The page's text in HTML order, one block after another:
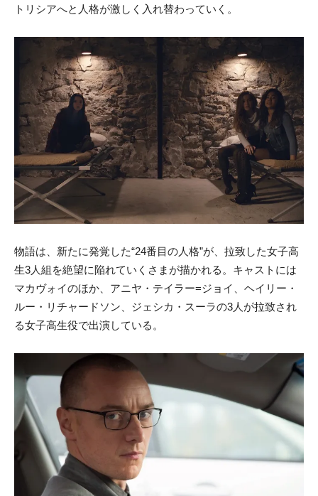
トリシアへと人格が激しく入れ替わっていく。
物語は、新たに発覚した“24番目の人格”が、拉致した女子高
生3人組を絶望に陥れていくさまが描かれる。キャストには
マカヴォイのほか、アニヤ・テイラー=ジョイ、ヘイリー・
ルー・リチャードソン、ジェシカ・スーラの3人が拉致され
る女子高生役で出演している。